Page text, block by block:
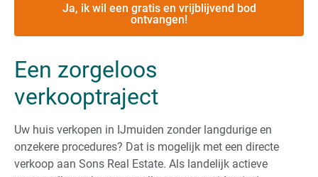
Ja, ik wil een gratis en vrijblijvend bod
ontvangen!
Een zorgeloos
verkooptraject
Uw huis verkopen in IJmuiden zonder langdurige en
onzekere procedures? Dat is mogelijk met een directe
verkoop aan Sons Real Estate. Als landelijk actieve